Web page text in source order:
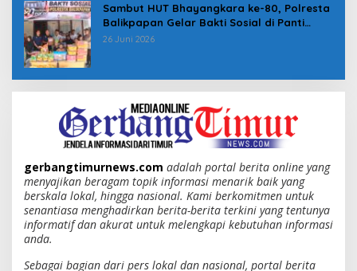
Sambut HUT Bhayangkara ke-80, Polresta
Balikpapan Gelar Bakti Sosial di Panti
Asuhan Jabal Rahmah
26 Juni 2026
gerbangtimurnews.com adalah portal berita online yang
menyajikan beragam topik informasi menarik baik yang
berskala lokal, hingga nasional. Kami berkomitmen untuk
senantiasa menghadirkan berita-berita terkini yang tentunya
informatif dan akurat untuk melengkapi kebutuhan informasi
anda.
Sebagai bagian dari pers lokal dan nasional, portal berita